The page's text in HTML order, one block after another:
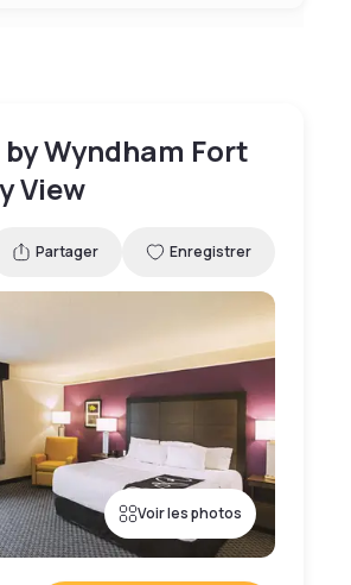
Wyndham Fort
View
Partager Enregistrer
Voir les photos